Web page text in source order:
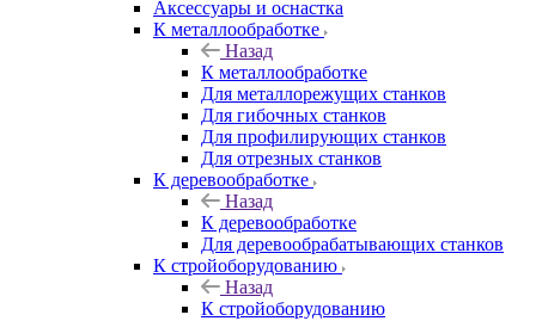
Аксeccyapы и оснастка
К металлообработке
Назад
К металлообработке
Для металлорежущих станков
Для гибочных станков
Для профилирующих станков
Для отрезных станков
К деревообработке
Назад
К деревообработке
Для деревообрабатывающих станков
К стройоборудованию
Назад
К стройоборудованию